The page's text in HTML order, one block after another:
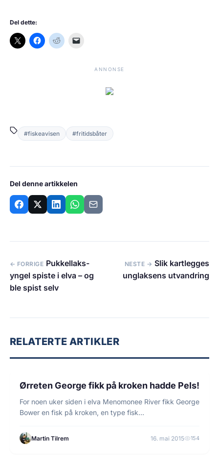
Del dette:
ANNONSE
#fiskeavisen #fritidsbåter
Del denne artikkelen
← FORRIGE Pukkellaks-
yngel spiste i elva – og
ble spist selv
NESTE → Slik kartlegges
unglaksens utvandring
RELATERTE ARTIKLER
NYHETER
1 min lesetid
Ørreten George fikk på kroken hadde Pels!
For noen uker siden i elva Menomonee River fikk George
Bower en fisk på kroken, en type fisk…
Martin Tilrem 16. mai 2015 154